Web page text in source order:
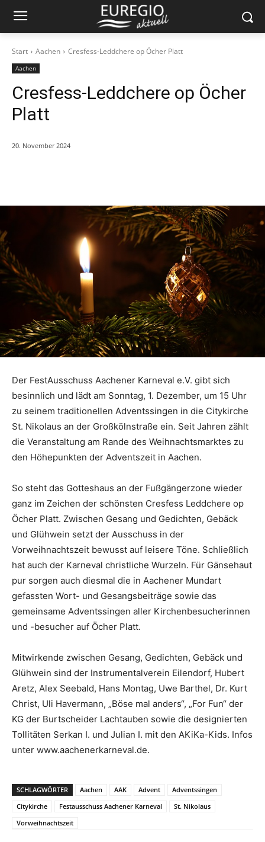
Start Aachen Cresfess-Leddchere op Öcher Platt
Aachen
Cresfess-Leddchere op Öcher
Platt
20. November 2024
Der FestAusschuss Aachener Karneval e.V. gibt sich
besinnlich und lädt am Sonntag, 1. Dezember, um 15 Uhr
zu seinem traditionellen Adventssingen in die Citykirche
St. Nikolaus an der Großkölnstraße ein. Seit Jahren zählt
die Veranstaltung am Rande des Weihnachtsmarktes zu
den Höhepunkten der Adventszeit in Aachen.
So steht das Gotteshaus an der Fußgängerzone wieder
ganz im Zeichen der schönsten Cresfess Leddchere op
Öcher Platt. Zwischen Gesang und Gedichten, Gebäck
und Glühwein setzt der Ausschuss in der
Vorweihnachtszeit bewusst auf leisere Töne. Schließlich
hat auch der Karneval christliche Wurzeln. Für Gänsehaut
pur sorgen auch diesmal die in Aachener Mundart
gefassten Wort- und Gesangsbeiträge sowie das
gemeinsame Adventssingen aller Kirchenbesucherinnen
und -besucher auf Öcher Platt.
Mitwirkende zwischen Gesang, Gedichten, Gebäck und
Glühwein sind der Instrumentalverein Eilendorf, Hubert
Aretz, Alex Seebald, Hans Montag, Uwe Barthel, Dr. Kurt
Christ, Uli Havermann, „Böse mal anders“, „For Fun“ der
KG der Burtscheider Lachtauben sowie die designierten
Tollitäten Serkan I. und Julian I. mit den AKiKa-Kids. Infos
unter www.aachenerkarneval.de.
SCHLAGWÖRTER Aachen AAK Advent
Adventssingen
Citykirche
Festausschuss Aachener Karneval
St. Nikolaus
Vorweihnachtszeit